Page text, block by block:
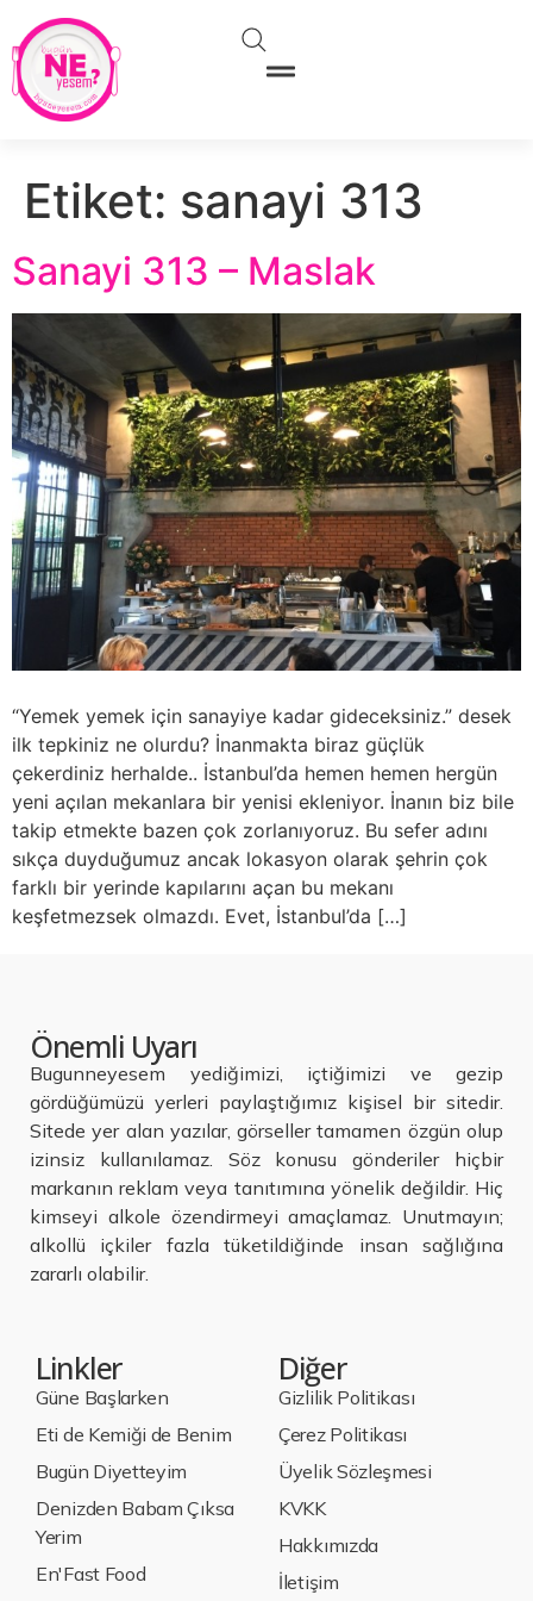
Etiket: sanayi 313
Sanayi 313 – Maslak
“Yemek yemek için sanayiye kadar gideceksiniz.” desek
ilk tepkiniz ne olurdu? İnanmakta biraz güçlük
çekerdiniz herhalde.. İstanbul’da hemen hemen hergün
yeni açılan mekanlara bir yenisi ekleniyor. İnanın biz bile
takip etmekte bazen çok zorlanıyoruz. Bu sefer adını
sıkça duyduğumuz ancak lokasyon olarak şehrin çok
farklı bir yerinde kapılarını açan bu mekanı
keşfetmezsek olmazdı. Evet, İstanbul’da […]
Önemli Uyarı
Bugunneyesem yediğimizi, içtiğimizi ve gezip
gördüğümüzü yerleri paylaştığımız kişisel bir sitedir.
Sitede yer alan yazılar, görseller tamamen özgün olup
izinsiz kullanılamaz. Söz konusu gönderiler hiçbir
markanın reklam veya tanıtımına yönelik değildir. Hiç
kimseyi alkole özendirmeyi amaçlamaz. Unutmayın;
alkollü içkiler fazla tüketildiğinde insan sağlığına
zararlı olabilir.
Linkler
Güne Başlarken
Eti de Kemiği de Benim
Bugün Diyetteyim
Denizden Babam Çıksa
Yerim
En'Fast Food
Diğer
Gizlilik Politikası
Çerez Politikası
Üyelik Sözleşmesi
KVKK
Hakkımızda
İletişim